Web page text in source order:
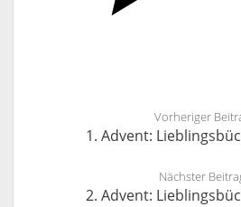
Vorheriger
1. Advent:
Nächster
2. Advent: